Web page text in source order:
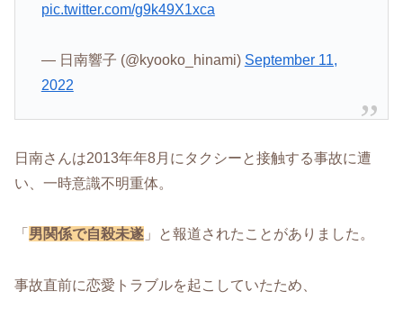
pic.twitter.com/g9k49X1xca
— 日南響子 (@kyooko_hinami) September 11,
2022
日南さんは2013年年8月にタクシーと接触する事故に遭
い、一時意識不明重体。
「 男関係で自殺未遂 」と報道されたことがありました。
事故直前に恋愛トラブルを起こしていたため、